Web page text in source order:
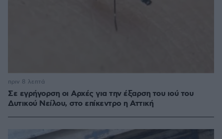
Σε εγρήγορση οι Αρχές για την έξαρση του ιού του
Δυτικού Νείλου, στο επίκεντρο η Αττική
πριν 8 λεπτά